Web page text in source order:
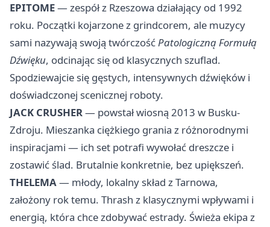
EPITOME— zespół z Rzeszowa działający od 1992
roku. Początki kojarzone z grindcorem, ale muzycy
sami nazywają swoją twórczośćPatologiczną Formułą
Dźwięku, odcinając się od klasycznych szuflad.
Spodziewajcie się gęstych, intensywnych dźwięków i
doświadczonej scenicznej roboty.
JACK CRUSHER— powstał wiosną 2013 w Busku-
Zdroju. Mieszanka ciężkiego grania z różnorodnymi
inspiracjami — ich set potrafi wywołać dreszcze i
zostawić ślad. Brutalnie konkretnie, bez upiększeń.
THELEMA— młody, lokalny skład z Tarnowa,
założony rok temu. Thrash z klasycznymi wpływami i
energią, która chce zdobywać estrady. Świeża ekipa z